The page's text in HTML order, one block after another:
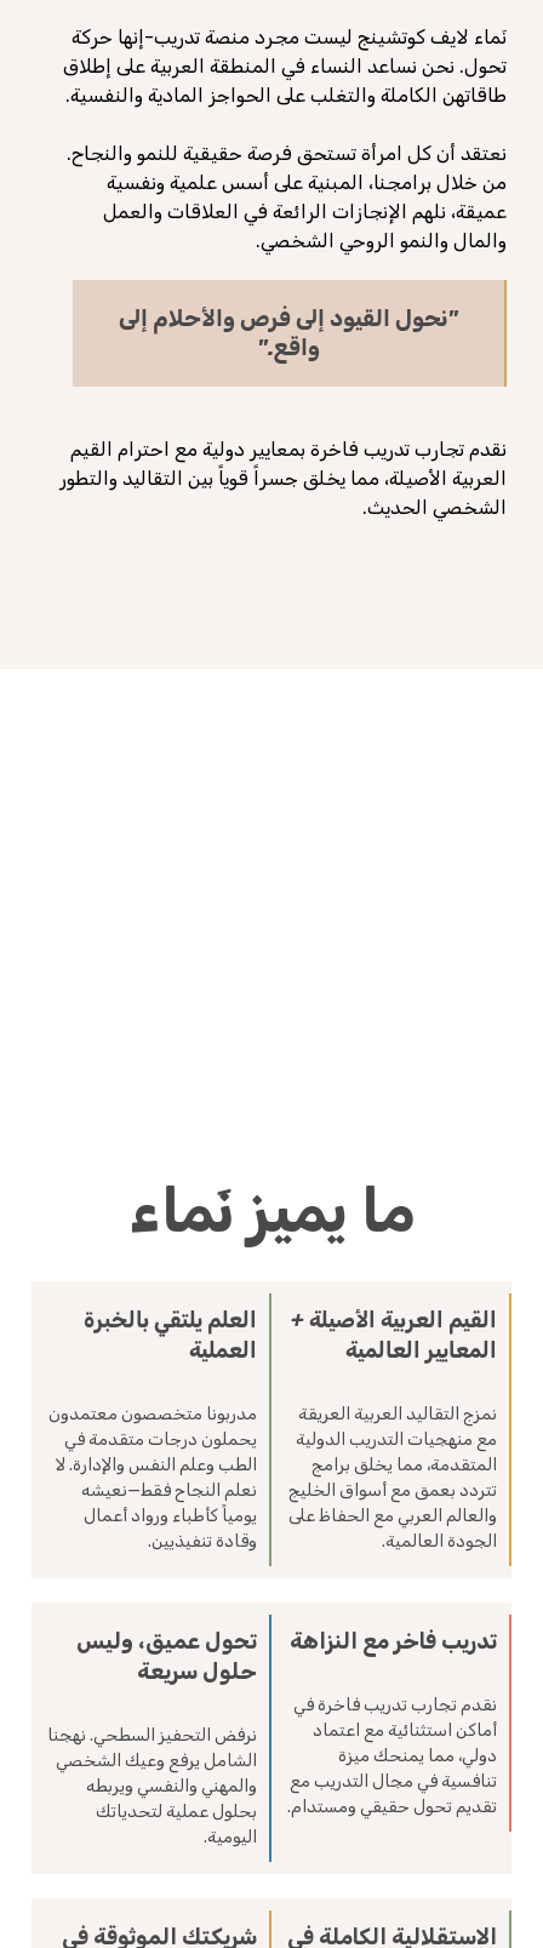
نَماء لايف كوتشينج ليست مجرد منصة تدريب-إنها حركة
تحول. نحن نساعد النساء في المنطقة العربية على إطلاق
طاقاتهن الكاملة والتغلب على الحواجز المادية والنفسية.
نعتقد أن كل امرأة تستحق فرصة حقيقية للنمو والنجاح.
من خلال برامجنا، المبنية على أسس علمية ونفسية
عميقة، نلهم الإنجازات الرائعة في العلاقات والعمل
والمال والنمو الروحي الشخصي.
"نحول القيود إلى فرص والأحلام إلى
واقع."
نقدم تجارب تدريب فاخرة بمعايير دولية مع احترام القيم
العربية الأصيلة، مما يخلق جسراً قوياً بين التقاليد والتطور
الشخصي الحديث.
ما يميز نَماء
العلم يلتقي بالخبرة
العملية
مدربونا متخصصون معتمدون
يحملون درجات متقدمة في
الطب وعلم النفس والإدارة. لا
نعلم النجاح فقط—نعيشه
يومياً كأطباء ورواد أعمال
وقادة تنفيذيين.
القيم العربية الأصيلة +
المعايير العالمية
نمزج التقاليد العربية العريقة
مع منهجيات التدريب الدولية
المتقدمة، مما يخلق برامج
تتردد بعمق مع أسواق الخليج
والعالم العربي مع الحفاظ على
الجودة العالمية.
تحول عميق، وليس
حلول سريعة
نرفض التحفيز السطحي. نهجنا
الشامل يرفع وعيك الشخصي
والمهني والنفسي ويربطه
بحلول عملية لتحدياتك
اليومية.
تدريب فاخر مع النزاهة
نقدم تجارب تدريب فاخرة في
أماكن استثنائية مع اعتماد
دولي، مما يمنحك ميزة
تنافسية في مجال التدريب مع
تقديم تحول حقيقي ومستدام.
شريكتك الموثوقة في الاستقلالية الكاملة في